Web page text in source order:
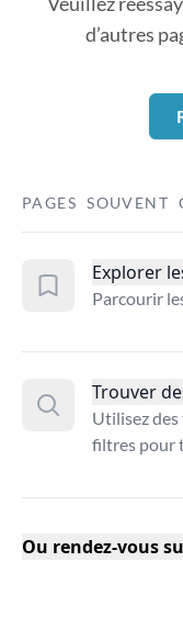
d’autres
PAGES SOUVENT
Explorer
Parcourir
Trouver
Utilisez
filtres pour
Ou rendez-vous